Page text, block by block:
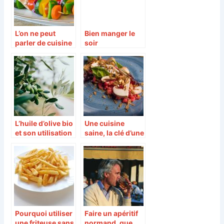
L’on ne peut
parler de cuisine
d’alimentation
saine
Bien manger le
soir
L’huile d’olive bio
et son utilisation
Une cuisine
saine, la clé d’une
performance
Pourquoi utiliser
Faire un apéritif